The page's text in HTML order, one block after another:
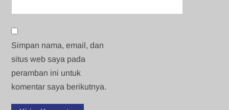
Simpan nama, email, dan
situs web saya pada
peramban ini untuk
komentar saya berikutnya.